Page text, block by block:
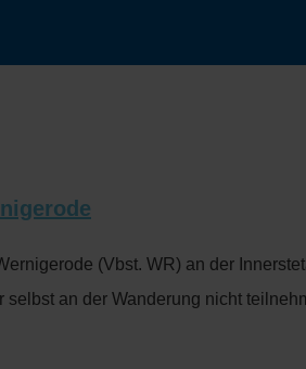
(Vbst. WR) an der
an der Wanderung nicht